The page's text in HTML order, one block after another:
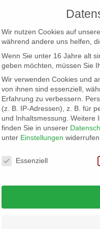
LOCATION
Wir nutzen Cookies auf
während andere uns helfen,
Wenn Sie unter 16 Jahre alt
geben möchten, müssen Sie
Wir verwenden Cookies und
von ihnen sind essenziell,
Erfahrung zu verbessern.
(z. B. IP-Adressen), z. B. für
und Inhaltsmessung. Weitere
finden Sie in unserer
unter Einstellungen
Datenschutzeinstellungen
Essenziell